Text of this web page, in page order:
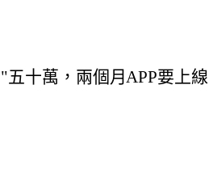
"五十萬，兩個月APP要上